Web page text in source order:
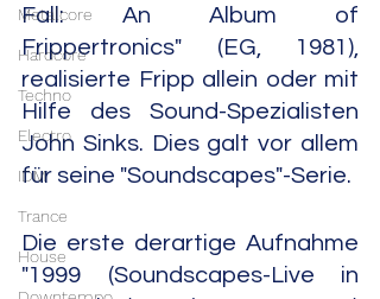
Metalcore
Hardcore
Techno
Electro
IDM
Trance
House
Fall: An Album of
Frippertronics" (EG, 1981),
realisierte Fripp allein oder mit
Hilfe des Sound-Spezialisten
John Sinks. Dies galt vor allem
für seine "Soundscapes"-Serie.
Die erste derartige Aufnahme
"1999 (Soundscapes-Live in